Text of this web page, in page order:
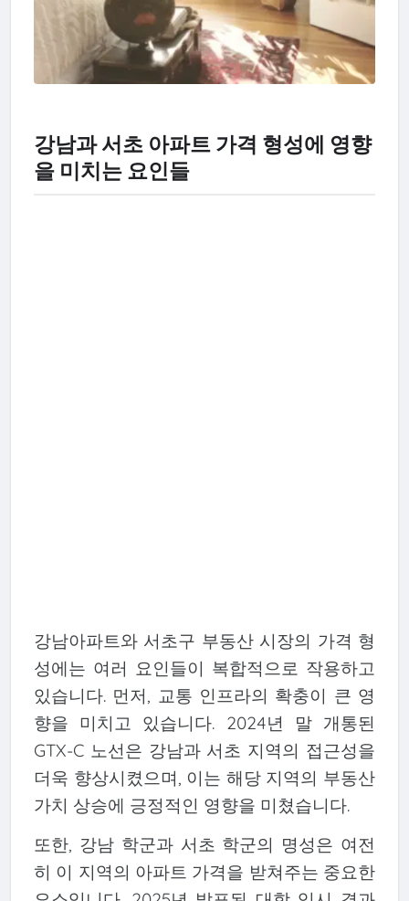
강남과 서초 아파트 가격 형성에 영향
을 미치는 요인들
강남아파트와 서초구 부동산 시장의 가격 형
성에는 여러 요인들이 복합적으로 작용하고
있습니다. 먼저, 교통 인프라의 확충이 큰 영
향을 미치고 있습니다. 2024년 말 개통된
GTX-C 노선은 강남과 서초 지역의 접근성을
더욱 향상시켰으며, 이는 해당 지역의 부동산
가치 상승에 긍정적인 영향을 미쳤습니다.
또한, 강남 학군과 서초 학군의 명성은 여전
히 이 지역의 아파트 가격을 받쳐주는 중요한